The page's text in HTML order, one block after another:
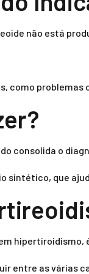
não está
como problemas
consolida o
sintético, que
entre as várias